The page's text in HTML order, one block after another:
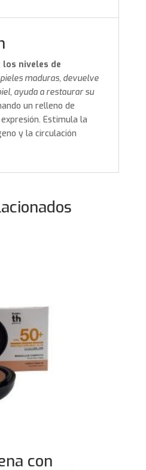
los niveles de
pieles maduras, devuelve
ayuda a restaurar su
un relleno de
Estimula la
y la circulación
con